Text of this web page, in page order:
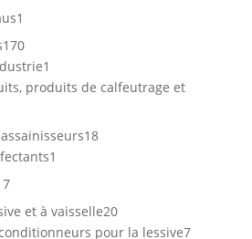
1
produit
170170
produits
1
produit
produits de calfeutrage et
1818
1
17
produits
et à vaisselle2020
produits
pour la lessive77